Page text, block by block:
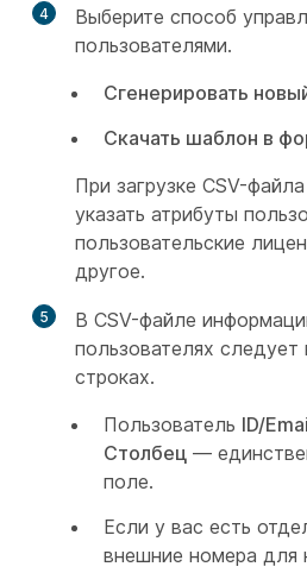
4
Выберите способ
пользователями.
Сгенерировать
Скачать шаблон в
При загрузке CSV-
указать атрибуты
пользовательские
другое.
5
В CSV-файле
пользователях следует
строках.
Пользователь ID/
Столбец —
поле.
Если у вас есть
внешние номера для